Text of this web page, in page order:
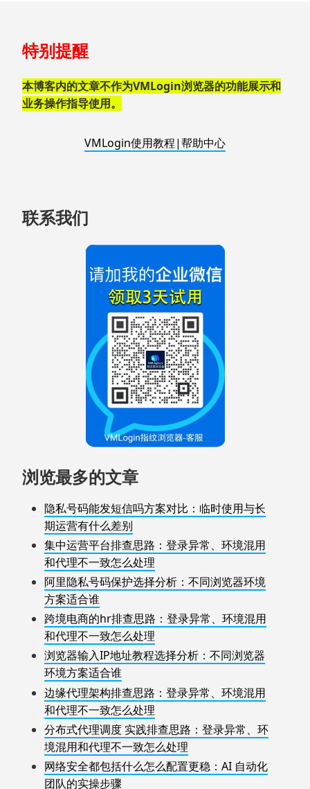
至
脚
特别提醒
本博客内的文章不作为VMLogin浏览器的功能展示和
业务操作指导使用。
VMLogin使用教程|帮助中心
联系我们
浏览最多的文章
隐私号码能发短信吗方案对比：临时使用与长
期运营有什么差别
集中运营平台排查思路：登录异常、环境混用
和代理不一致怎么处理
阿里隐私号码保护选择分析：不同浏览器环境
方案适合谁
跨境电商的hr排查思路：登录异常、环境混用
和代理不一致怎么处理
浏览器输入IP地址教程选择分析：不同浏览器
环境方案适合谁
边缘代理架构排查思路：登录异常、环境混用
和代理不一致怎么处理
分布式代理调度 实践排查思路：登录异常、环
境混用和代理不一致怎么处理
网络安全都包括什么怎么配置更稳：AI 自动化
团队的实操步骤